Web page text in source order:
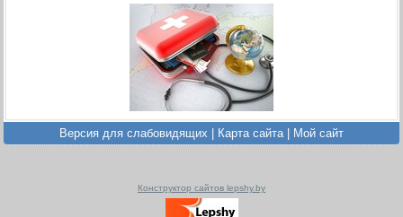
Версия для слабовидящих Карта сайта Мой сайт
Конструктор сайтов lepshy.by